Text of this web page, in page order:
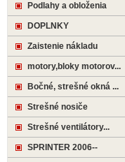
Podlahy a obloženia
DOPLNKY
Zaistenie nákladu
motory,bloky motorov...
Bočné, strešné okná ...
Strešné nosiče
Strešné ventilátory...
SPRINTER 2006--